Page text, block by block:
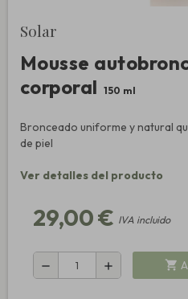
Solar
Mousse
corporal 150 ml
Bronceado uniforme y natural
de piel
Ver detalles del producto
29,00 € IVA incluido
remove add shopping_cart